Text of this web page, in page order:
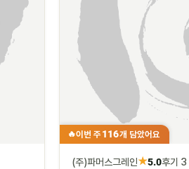
🔥이번 주116개 담았어요
(주)파머스그레인★5.0후기 3